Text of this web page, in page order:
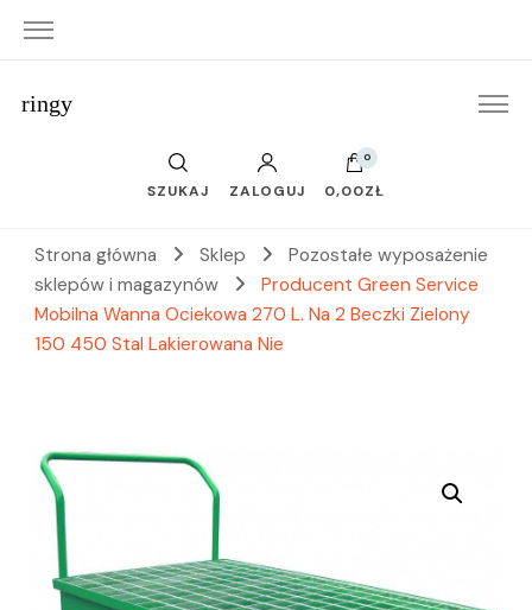
ringy
SZUKAJ ZALOGUJ
0
0,00ZŁ
Strona główna Sklep
Pozostałe wyposażenie
sklepów i magazynów
Producent Green Service
Mobilna Wanna Ociekowa 270 L. Na 2 Beczki Zielony
150 450 Stal Lakierowana Nie